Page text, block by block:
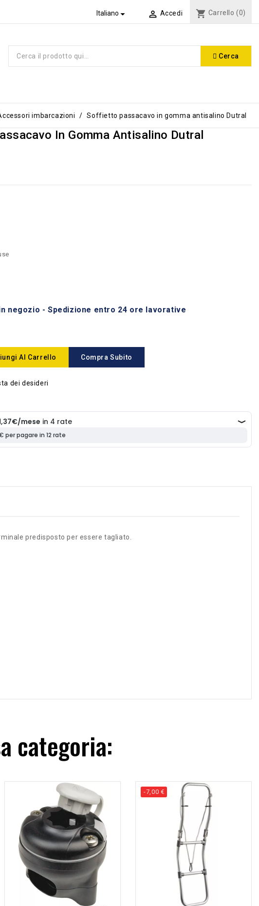
Italiano  Accedi shopping_cart Carrello (0)
Cerca
imbarcazioni Soffietto passacavo in gomma antisalino Dutral
In Gomma Antisalino Dutral
negozio - Spedizione entro 24 ore lavorative
Al Carrello Compra Subito
dei desideri
predisposto per essere tagliato.
categoria:
-7,00 €